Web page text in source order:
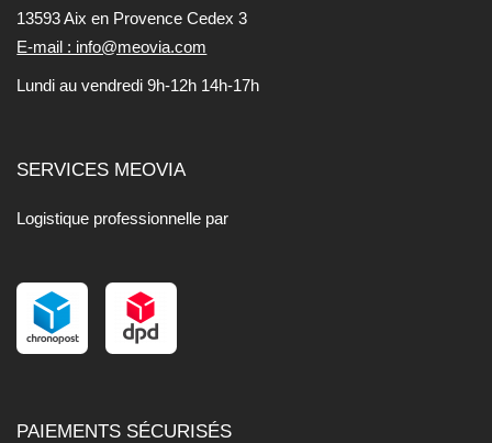
13593 Aix en Provence Cedex 3
E-mail : info@meovia.com
Lundi au vendredi 9h-12h 14h-17h
SERVICES MEOVIA
Logistique professionnelle par
PAIEMENTS SÉCURISÉS